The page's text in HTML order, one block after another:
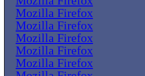
Mozilla Firefox
Mozilla Firefox
Mozilla Firefox
Mozilla Firefox
Mozilla Firefox